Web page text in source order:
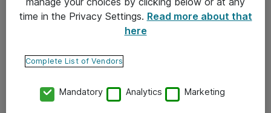
Yleiset toimitusehdot
Yhteystiedot
Ota yhteyttä
time in the Privacy Settings. Read more about that
here
Complete List of Vendors
Mandatory Analytics Marketing